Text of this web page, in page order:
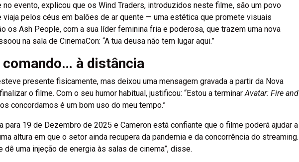
no evento, explicou que os Wind Traders, introduzidos neste filme, são um povo
viaja pelos céus em balões de ar quente — uma estética que promete visuais
os Ash People, com a sua líder feminina fria e poderosa, que trazem uma nova
na sala de CinemaCon: “A tua deusa não tem lugar aqui.”
comando… à distância
presente fisicamente, mas deixou uma mensagem gravada a partir da Nova
o filme. Com o seu humor habitual, justificou: “Estou a terminarAvatar: Fire and
concordamos é um bom uso do meu tempo.”
para 19 de Dezembro de 2025 e Cameron está confiante que o filme poderá ajudar a
altura em que o setor ainda recupera da pandemia e da concorrência do streaming.
dê uma injeção de energia às salas de cinema”, disse.